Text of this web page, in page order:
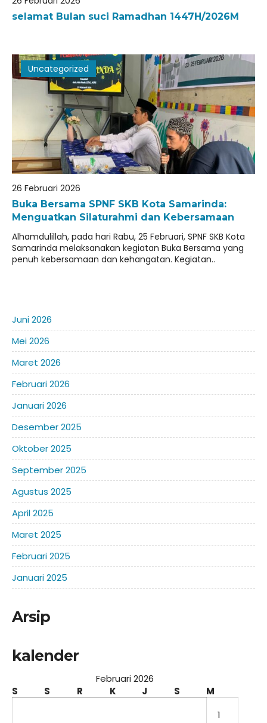
kurikulum skb kota samarinda20252026
selamat Bulan suci Ramadhan 1447H/2026M
Uncategorized
26 Februari 2026
Buka Bersama SPNF SKB Kota Samarinda:
Menguatkan Silaturahmi dan Kebersamaan
Alhamdulillah, pada hari Rabu, 25 Februari, SPNF SKB Kota
Samarinda melaksanakan kegiatan Buka Bersama yang
penuh kebersamaan dan kehangatan. Kegiatan..
Juni 2026
Mei 2026
Maret 2026
Februari 2026
Januari 2026
Desember 2025
Oktober 2025
September 2025
Agustus 2025
April 2025
Maret 2025
Februari 2025
Januari 2025
Arsip
kalender
Februari 2026
S
S R K J S
M
1